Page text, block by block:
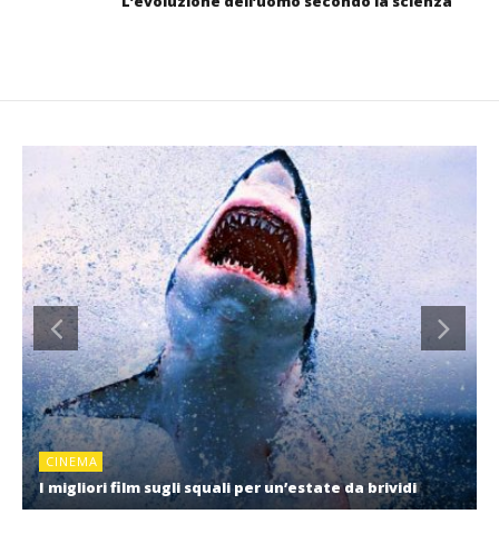
CINEMA
I migliori film sugli squali per un’estate da brividi